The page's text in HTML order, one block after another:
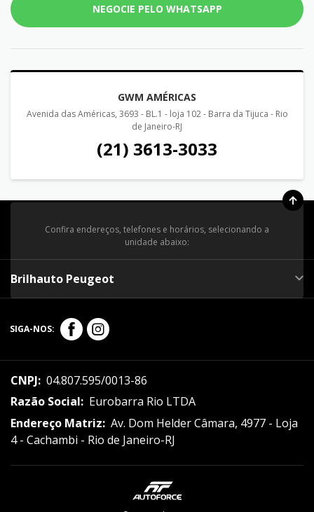
NEGOCIE PELO WHATSAPP
GWM AMÉRICAS
Avenida das Américas, 3693 - BL.1 - loja 102 - Barra da Tijuca - Rio
de Janeiro-RJ
(21) 3613-3033
Confira endereços, telefones e horários, selecionando a
unidade abaixo:
Brilhauto Peugeot
SIGA-NOS:
CNPJ: 04.807.595/0013-86
Razão Social: Eurobarra Rio LTDA
Endereço Matriz: Av. Dom Helder Câmara, 4977 - Loja
4 - Cachambi - Rio de Janeiro-RJ